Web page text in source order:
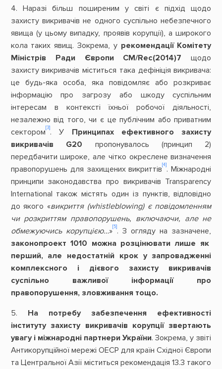
4. Наразі більш поширеним у світі є підхід щодо
захисту викривачів не одного суспільно небезпечного
явища (у цьому випадку, проявів корупції), а широкого
кола таких явищ. Зокрема, у рекомендації Комітету
Міністрів Ради Європи CM/Rec(2014)7 щодо
захисту викривачів міститься така дефініція викривача:
це будь-яка особа, яка повідомляє або розкриває
інформацію про загрозу або шкоду суспільним
інтересам в контексті їхньої робочої діяльності,
незалежно від того, чи є це публічним або приватним
сектором[3]. У Принципах ефективного захисту
викривачів G20 пропонувалось (принцип 2)
передбачити широке, але чітко окреслене визначення
правопорушень для захищених викриттів[4]. Міжнародні
принципи законодавства про викривачів Transparency
International також містять один із пунктів, відповідно
до якого «викриття (whistleblowing) є повідомленням
чи розкриттям правопорушень, включаючи, але не
обмежуючись корупцією…»[5]. З огляду на зазначене,
законопроект 1010 можна розцінювати лише як
перший, але недостатній крок у запровадженні
комплексного і дієвого захисту викривачів
суспільно важливої інформації про
правопорушення, зловживання тощо.
5. На потребу забезпечення ефективності
інституту захисту викривачів корупції звертають
увагу і міжнародні партнери України. Зокрема, у звіті
Антикорупційної мережі ОЕСР для країн Східної Європи
та Центральної Азії міститься рекомендація 13.3 такого